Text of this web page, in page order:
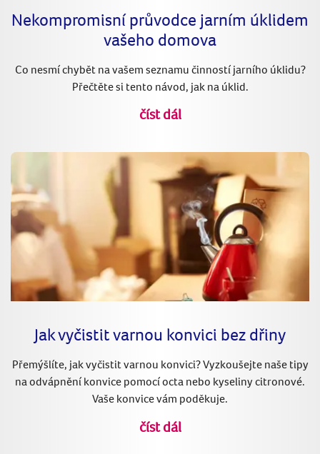
Nekompromisní průvodce jarním úklidem
vašeho domova
Co nesmí chybět na vašem seznamu činností jarního úklidu?
Přečtěte si tento návod, jak na úklid.
číst dál
Jak vyčistit varnou konvici bez dřiny
Přemýšlíte, jak vyčistit varnou konvici? Vyzkoušejte naše tipy
na odvápnění konvice pomocí octa nebo kyseliny citronové.
Vaše konvice vám poděkuje.
číst dál